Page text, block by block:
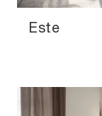
Este